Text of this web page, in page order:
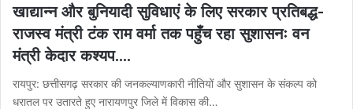
खाद्यान्न और बुनियादी सुविधाएं के लिए सरकार प्रतिबद्ध-
राजस्व मंत्री टंक राम वर्मा तक पहुँच रहा सुशासनः वन
मंत्री केदार कश्यप….
रायपुर: छत्तीसगढ़ सरकार की जनकल्याणकारी नीतियों और सुशासन के संकल्प को
धरातल पर उतारते हुए नारायणपुर जिले में विकास की…